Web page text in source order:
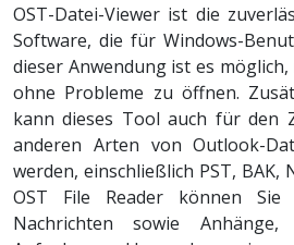
OST-Datei-Viewer ist die
Software, die für Windows-
dieser Anwendung ist es
ohne Probleme zu öffnen.
kann dieses Tool auch für den
anderen Arten von Outlook-
werden, einschließlich PST, BAK,
OST File Reader können
Nachrichten sowie Anhänge,